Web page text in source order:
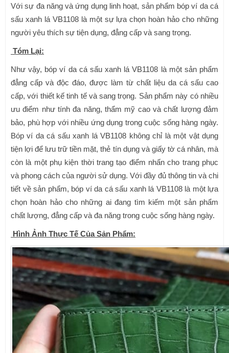
Với sự đa năng và ứng dụng linh hoạt, sản phẩm bóp ví da cá
sấu xanh lá VB1108 là một sự lựa chọn hoàn hảo cho những
người yêu thích sự tiện dụng, đẳng cấp và sang trọng.
Tóm Lại:
Như vậy, bóp ví da cá sấu xanh lá VB1108 là một sản phẩm
đẳng cấp và độc đáo, được làm từ chất liệu da cá sấu cao
cấp, với thiết kế tinh tế và sang trọng. Sản phẩm này có nhiều
ưu điểm như tính đa năng, thẩm mỹ cao và chất lượng đảm
bảo, phù hợp với nhiều ứng dụng trong cuộc sống hàng ngày.
Bóp ví da cá sấu xanh lá VB1108 không chỉ là một vật dụng
tiện lợi để lưu trữ tiền mặt, thẻ tín dụng và giấy tờ cá nhân, mà
còn là một phụ kiện thời trang tạo điểm nhấn cho trang phục
và phong cách của người sử dụng. Với đầy đủ thông tin và chi
tiết về sản phẩm, bóp ví da cá sấu xanh lá VB1108 là một lựa
chọn hoàn hảo cho những ai đang tìm kiếm một sản phẩm
chất lượng, đẳng cấp và đa năng trong cuộc sống hàng ngày.
Hình Ảnh Thực Tế Của Sản Phẩm: